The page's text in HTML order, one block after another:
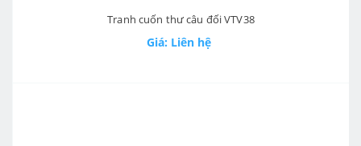
Tranh cuốn thư câu đối VTV38
Giá: Liên hệ